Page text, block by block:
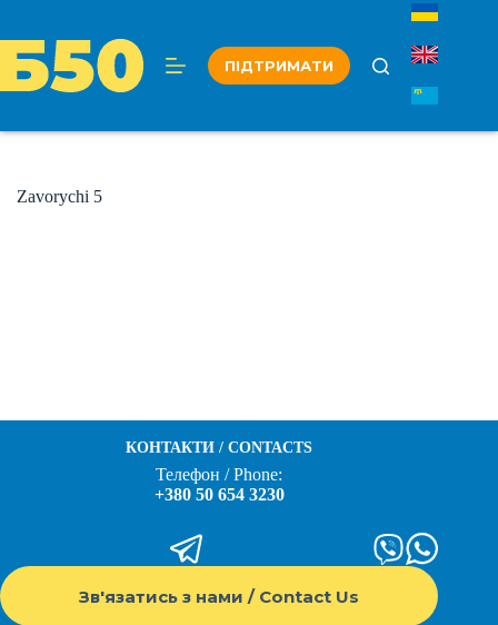
вмісту
ПІДТРИМАТИ
Zavorychi 5
КОНТАКТИ / CONTACTS
Телефон / Phone:
+380 50 654 3230
Зв'язатись з нами / Contact Us